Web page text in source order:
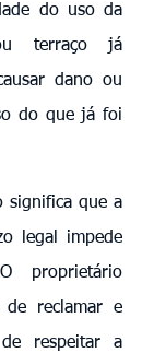
do uso da
terraço já
dano ou
do que já foi
significa que a
legal impede
proprietário
de reclamar e
respeitar a